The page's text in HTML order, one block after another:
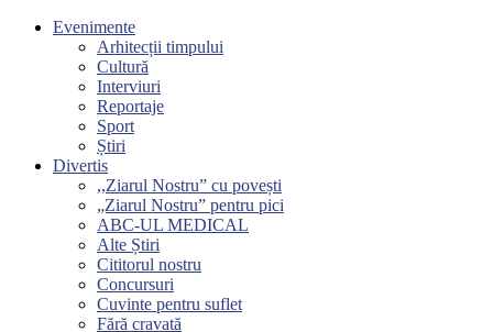
Evenimente
Arhitecții timpului
Cultură
Interviuri
Reportaje
Sport
Știri
Divertis
,,Ziarul Nostru” cu povești
„Ziarul Nostru” pentru pici
ABC-UL MEDICAL
Alte Știri
Cititorul nostru
Concursuri
Cuvinte pentru suflet
Fără cravată